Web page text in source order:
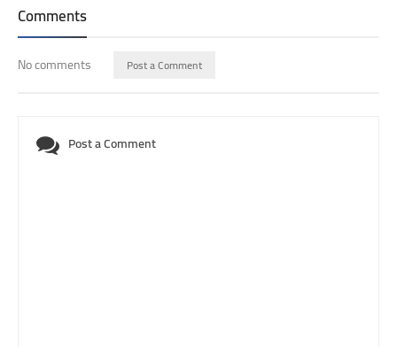
Comments
No comments Post a Comment
Post a Comment